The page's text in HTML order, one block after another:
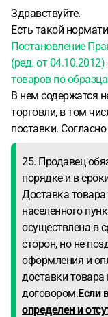
Здравствуйте.
Есть такой
Постановление
(ред. от
товаров по
В нем содержатся
торговли, в том
поставки. Согласно
25. Продавец
порядке и в
Доставка
населенного
осуществлена в
сторон, но не
оформления и
доставки
договором.Если
определен и